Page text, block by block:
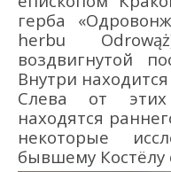
герба «Одровонж
herbu
Odrow
воздвигнутой
Внутри
Слева от этих
находятся
некоторые
бывшему Костёлу